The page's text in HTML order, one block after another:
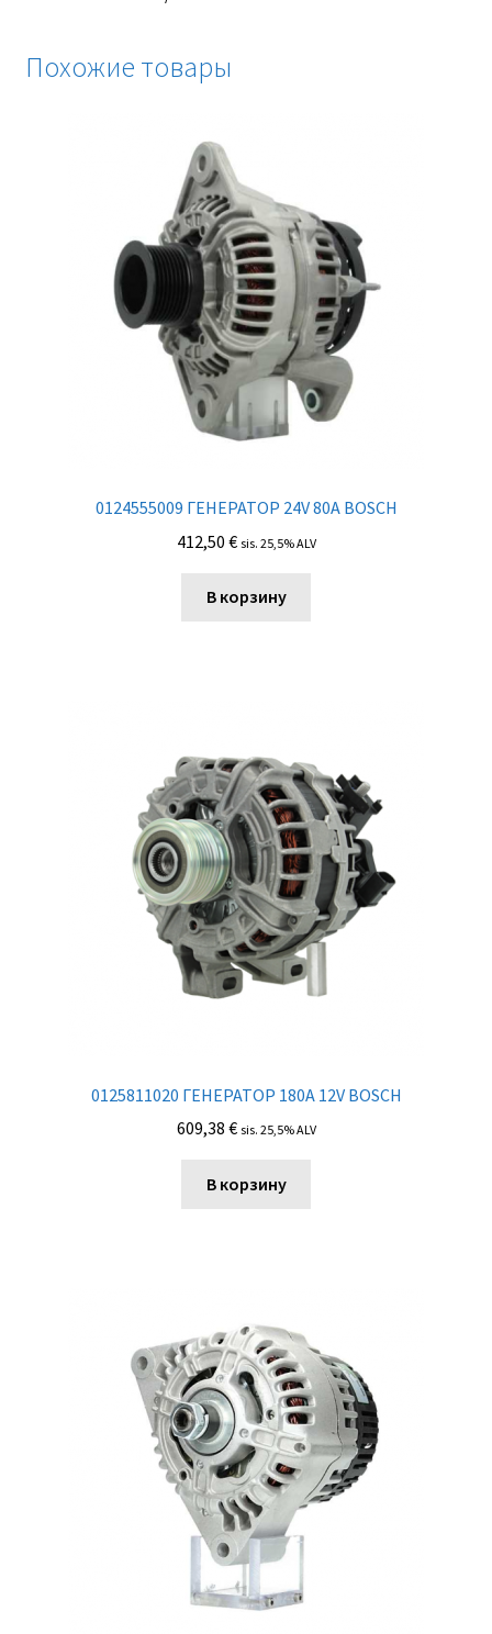
Похожие товары
0124555009 ГЕНЕРАТОР 24V 80A BOSCH
412,50 € sis. 25,5% ALV
В корзину
0125811020 ГЕНЕРАТОР 180A 12V BOSCH
609,38 € sis. 25,5% ALV
В корзину